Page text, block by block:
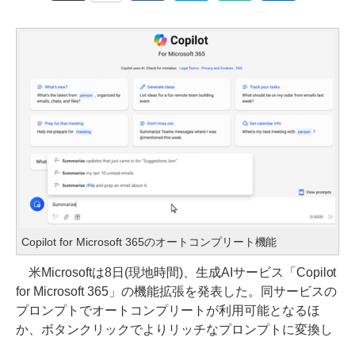
Copilot for Microsoft 365のオートコンプリート機能
米Microsoftは8日(現地時間)、生成AIサービス「Copilot
for Microsoft 365」の機能拡張を発表した。同サービスの
プロンプトでオートコンプリートが利用可能となるほ
か、ボタンクリックでよりリッチなプロンプトに変換し